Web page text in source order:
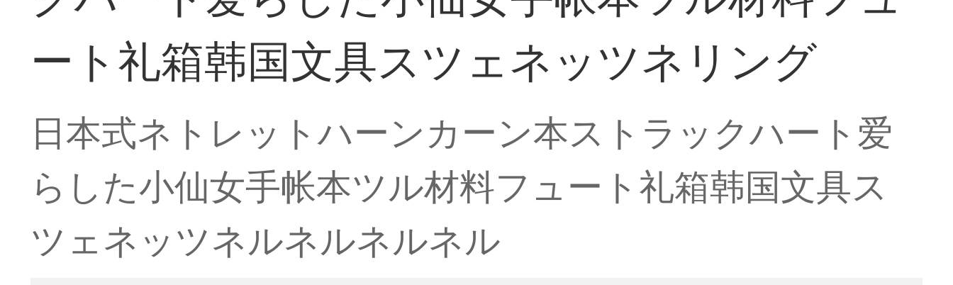
ート礼箱韩国文具スツェネッツネリング
日本式ネトレットハーンカーン本ストラックハート爱
らした小仙女手帐本ツル材料フュート礼箱韩国文具ス
ツェネッツネルネルネルネル